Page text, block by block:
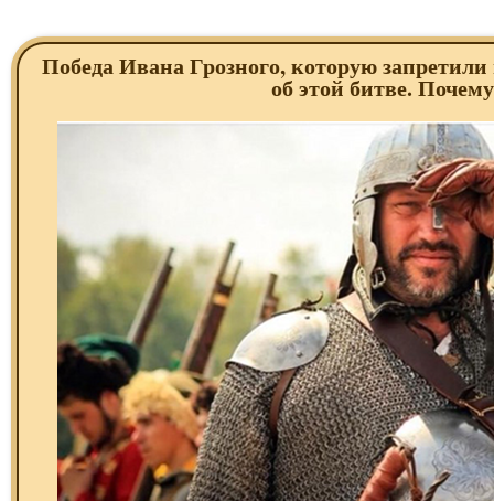
Победа Ивана Грозного, которую
об этой битве.